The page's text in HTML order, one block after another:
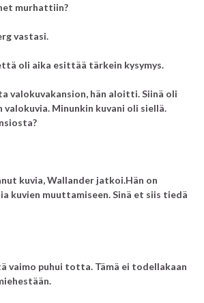
murhattiin?
vastasi.
oli aika esittää tärkein kysymys.
valokuvakansion, hän aloitti. Siinä oli
Minunkin kuvani oli siellä.
kuvia, Wallander jatkoi.Hän on
kuvien muuttamiseen. Sinä et siis tiedä
vaimo puhui totta. Tämä ei todellakaan